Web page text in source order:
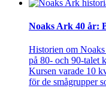
Noaks Ark 40 år:
Historien om
på 80- och 90-talet
Kursen varade 10
för de smågrupper